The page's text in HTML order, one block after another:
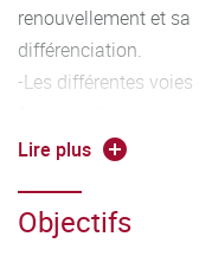
renouvellement et sa
différenciation.
-Les différentes
transcription de
signalisation,
mégacaryopoïèse, la
Lire plus
Objectifs